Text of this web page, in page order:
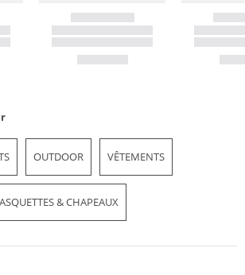
OUTDOOR VÊTEMENTS
& CHAPEAUX